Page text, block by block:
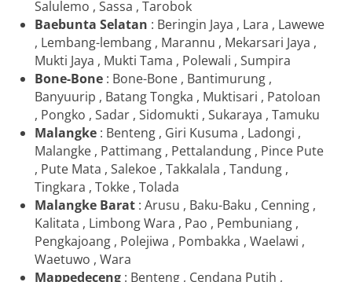
Salulemo , Sassa , Tarobok
Baebunta Selatan : Beringin Jaya , Lara , Lawewe
, Lembang-lembang , Marannu , Mekarsari Jaya ,
Mukti Jaya , Mukti Tama , Polewali , Sumpira
Bone-Bone : Bone-Bone , Bantimurung ,
Banyuurip , Batang Tongka , Muktisari , Patoloan
, Pongko , Sadar , Sidomukti , Sukaraya , Tamuku
Malangke : Benteng , Giri Kusuma , Ladongi ,
Malangke , Pattimang , Pettalandung , Pince Pute
, Pute Mata , Salekoe , Takkalala , Tandung ,
Tingkara , Tokke , Tolada
Malangke Barat : Arusu , Baku-Baku , Cenning ,
Kalitata , Limbong Wara , Pao , Pembuniang ,
Pengkajoang , Polejiwa , Pombakka , Waelawi ,
Waetuwo , Wara
Mappedeceng : Benteng , Cendana Putih ,